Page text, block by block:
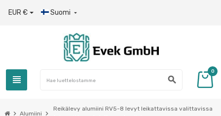
EUR € Suomi 
view_headline search
0
chevron_right Alumiini chevron_right
Reikälevy alumiini RV5-8 levyt leikattavissa valittavissa